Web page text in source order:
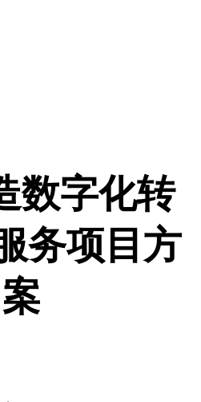
数字化转
务项目方
案